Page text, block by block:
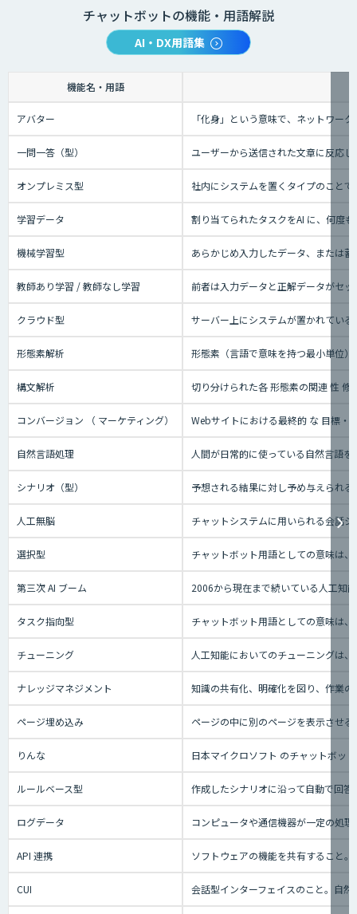
チャットボットの機能・用語解説
AI・DX用語集
機能名・用語
アバター 「化身」という意味で、ネットワー
一問一答（型） ユーザーから送信された文章に反応
オンプレミス型 社内にシステムを置くタイプのこと
学習データ 割り当てられたタスクをAI に、何度
機械学習型 あらかじめ入力したデータ、または
教師あり学習 / 教師なし学習 前者は入力データと正解データがセ
クラウド型 サーバー上にシステムが置かれてい
形態素解析 形態素（言語で意味を持つ最小単位
構文解析 切り分けられた各 形態素の関連 性
コンバージョン （ マーケティング） Webサイトにおける最終的 な 目標・
自然言語処理 人間が日常的に使っている自然言語
シナリオ（型） 予想される結果に対し予め与えられ
人工無脳 チャットシステムに用いられる会話
選択型 チャットボット用語としての意味は
第三次 AI ブーム 2006から現在まで続いている人工知
タスク指向型 チャットボット用語としての意味は
チューニング 人工知能においてのチューニングは
ナレッジマネジメント 知識の共有化、明確化を図り、作業
ページ埋め込み ページの中に別のページを表示させ
りんな 日本マイクロソフト のチャットボッ
ルールベース型 作成したシナリオに沿って自動で回
ログデータ コンピュータや通信機器が一定の処
API 連携 ソフトウェアの機能を共有すること
CUI 会話型インターフェイスのこと。自